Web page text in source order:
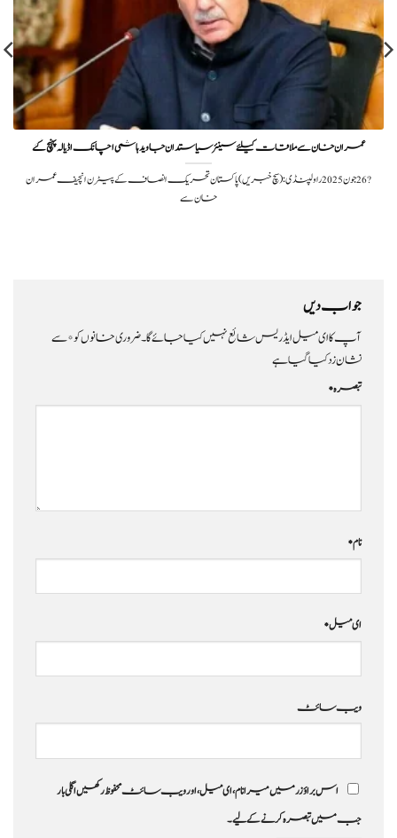
عمران خان سے ملاقات کیلئے سینئر سیاستدان جاوید ہاشمی اچانک اڈیالہ پہنچ گئے
?️ 26 جون 2025راولپنڈی: (سچ خبریں) پاکستان تحریک انصاف کے پیٹرن انچیف عمران
خان سے
جواب دیں
آپ کا ای میل ایڈریس شائع نہیں کیا جائے گا۔ضروری خانوں کو*سے
نشان زد کیا گیا ہے
تبصرہ*
نام*
ای میل*
ویب‌ سائٹ
اس براؤزر میں میرا نام، ای میل، اور ویب سائٹ محفوظ رکھیں اگلی بار
جب میں تبصرہ کرنے کےلیے۔